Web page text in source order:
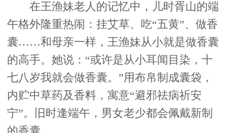
在王渔妹老人的记忆中，儿时胥山的端
午格外隆重热闹：挂艾草、吃“五黄”、做香
囊……和母亲一样，王渔妹从小就是做香囊
的高手。她说：“或许是从小耳闻目染，十
七八岁我就会做香囊。”用布帛制成囊袋，
内贮中草药及香料，寓意“避邪祛病祈安
宁”。旧时逢端午，男女老少都会佩戴新制